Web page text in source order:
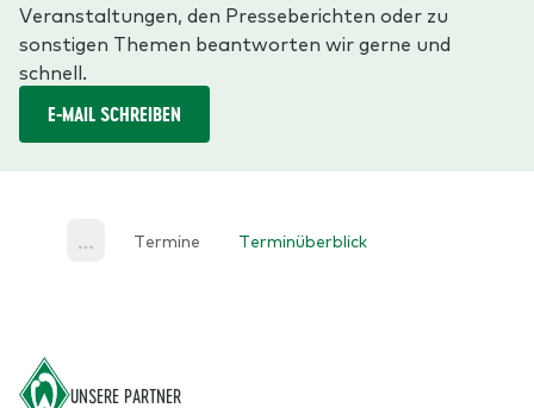
Veranstaltungen, den Presseberichten oder zu
sonstigen Themen beantworten wir gerne und
schnell.
E-MAIL SCHREIBEN
Termine Terminüberblick
UNSERE PARTNER